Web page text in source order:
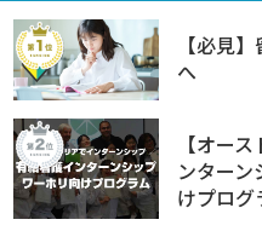
【必見
へ
【オー
ンターン
けプログ